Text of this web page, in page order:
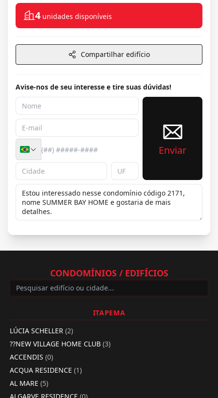
4 unidades disponíveis
Compartilhar edifício
Avise-nos de seu interesse e tire suas dúvidas!
Enviar
CONDOMÍNIOS / EDIFÍCIOS
ITAPEMA
LÚCIA SCHELLER (2)
??NEW VILLAGE HOME CLUB (3)
ACCENDIS (0)
ACQUA RESIDENCE (1)
AL MARE (5)